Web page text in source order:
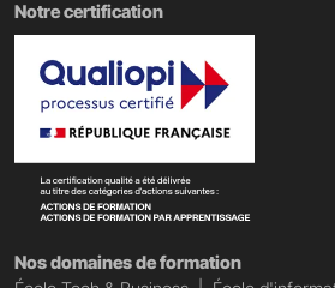
Notre certification
Nos domaines de formation